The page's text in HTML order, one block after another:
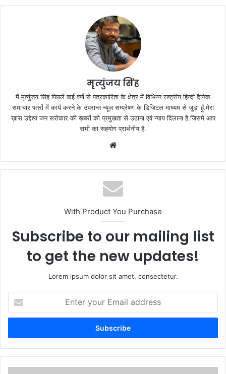
मृत्युंजय सिंह
मैं मृत्युंजय सिंह पिछले कई वर्षो से पत्रकारिता के क्षेत्र में विभिन्न राष्ट्रीय हिन्दी दैनिक
समाचार पत्रों में कार्य करने के उपरान्त न्यूज़ सम्प्रेषण के डिजिटल माध्यम से जुडा हूँ.मेरा
ख़ास उद्देश्य जन सरोकार की ख़बरों को प्रमुखता से उठाना एवं न्याय दिलाना है.जिसमे आप
सभी का सहयोग प्रार्थनीय है.
With Product You Purchase
Subscribe to our mailing list
to get the new updates!
Lorem ipsum dolor sit amet, consectetur.
your
Email